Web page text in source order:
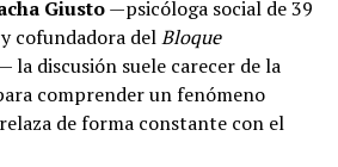
el temporal.
Giusto—psicóloga social de 39
cofundadora delBloque
la discusión suele carecer de la
comprender un fenómeno
de forma constante con el